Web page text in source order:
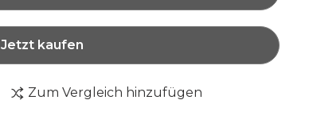
Jetzt kaufen
Zum Vergleich hinzufügen